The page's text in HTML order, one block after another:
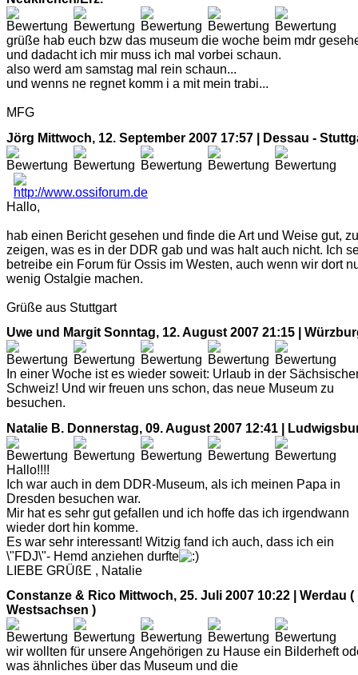
grüße hab euch bzw das museum die woche beim mdr
und dadacht ich mir muss ich mal vorbei schaun.
also werd am samstag mal rein schaun...
und wenns ne regnet komm i a mit mein trabi...
MFG
Jörg Mittwoch, 12. September 2007 17:57 | Dessau -
Hallo,
hab einen Bericht gesehen und finde die Art und Weise gut, zu
zeigen, was es in der DDR gab und was halt auch nicht. Ich
betreibe ein Forum für Ossis im Westen, auch wenn wir dort
wenig Ostalgie machen.
Grüße aus Stuttgart
Uwe und Margit Sonntag, 12. August 2007 21:15 |
In einer Woche ist es wieder soweit: Urlaub in der
Schweiz! Und wir freuen uns schon, das neue Museum zu
besuchen.
Natalie B. Donnerstag, 09. August 2007 12:41 |
Hallo!!!!
Ich war auch in dem DDR-Museum, als ich meinen Papa in
Dresden besuchen war.
Mir hat es sehr gut gefallen und ich hoffe das ich irgendwann
wieder dort hin komme.
Es war sehr interessant! Witzig fand ich auch, dass ich ein
\"FDJ\"- Hemd anziehen durfte
LIEBE GRÜßE , Natalie
Constanze & Rico Mittwoch, 25. Juli 2007 10:22 | Werdau (
Westsachsen )
wir wollten für unsere Angehörigen zu Hause ein Bilderheft
was ähnliches über das Museum und die